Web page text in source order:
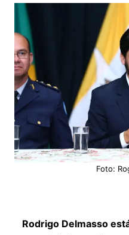
Foto:
Rodrigo Delmasso